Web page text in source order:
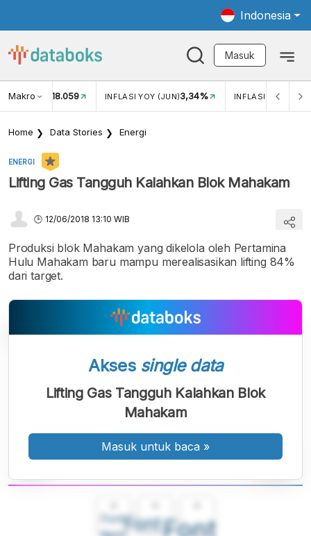
Indonesia
Masuk
Makro
USD/IDR 18.059 INFLASI YOY (JUN)3,34% INFLASI MOM
Home Data Stories Energi
ENERGI
Lifting Gas Tangguh Kalahkan Blok Mahakam
12/06/2018 13:10 WIB
Produksi blok Mahakam yang dikelola oleh Pertamina
Hulu Mahakam baru mampu merealisasikan lifting 84%
dari target.
FontFontFont
Akses single data
Lifting Gas Tangguh Kalahkan Blok
Mahakam
Masuk untuk baca »